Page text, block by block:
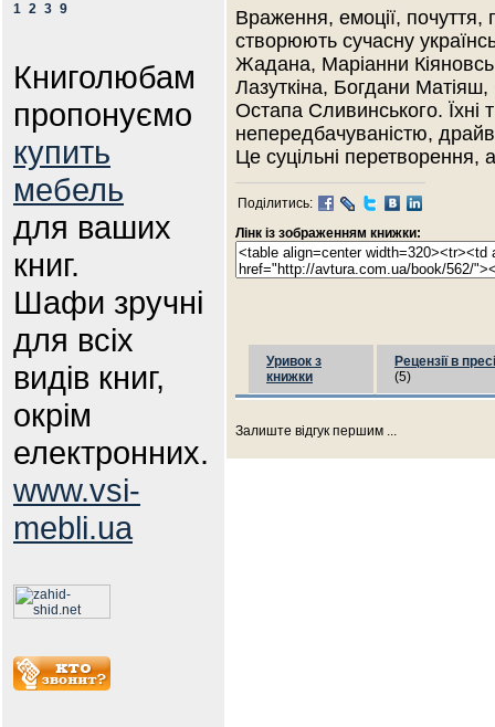
1 2 3 9
Книголюбам
пропонуємо
купить
мебель
для ваших
книг.
Шафи зручні
для всіх
видів книг,
окрім
електронних.
www.vsi-
mebli.ua
Враження, емоції, почуття,
створюють сучасну
Жадана, Маріанни
Лазуткіна, Богдани
Остапа Сливинського.
непередбачуваністю,
Це суцільні
Поділитись:
Лінк із зображенням книжки:
Уривок з
книжки
Рецензії в пресі
(5)
Залиште відгук першим ...